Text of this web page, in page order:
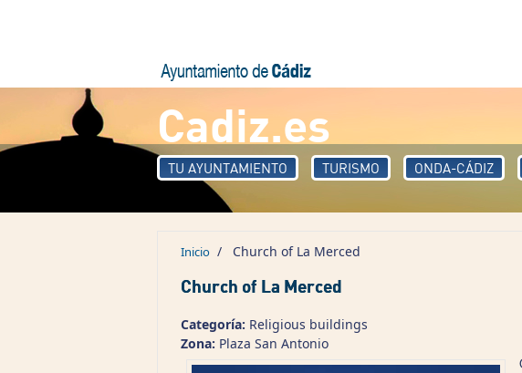
Cadiz.es
TU AYUNTAMIENTO TURISMO ONDA-CÁDIZ
Inicio / Church of La Merced
Church of La Merced
Categoría: Religious buildings
Zona: Plaza San Antonio